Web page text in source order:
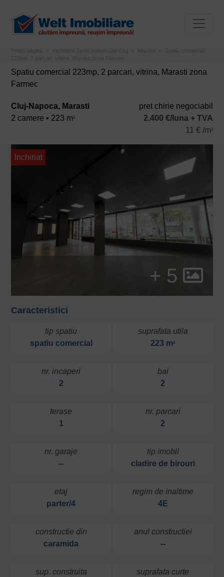
Prima pagina Inchiriere Spatii comerciale Cluj Marasti
Spatiu comercial
223mp, 2 parcari, vitrina, Marasti zona Farmec
Spatiu comercial 223mp, 2 parcari, vitrina, Marasti zona
Farmec
Cluj-Napoca, Marasti
2 camere • 223 m2
pret chirie negociabil
2.400 €/luna + TVA
11 € /m2
+ 5
Inchiriat
Caracteristici
tip spatiu
spatiu comercial
suprafata utila
223 m2
nr. incaperi
2
bai
2
terase
1
nr. parcari
2
nr. garaje
--
tip imobil
cladire de birouri
etaj
parter/4
regim de inaltime
4E
constructie din
caramida
anul constructiei
--
sup. construita
suprafata curte